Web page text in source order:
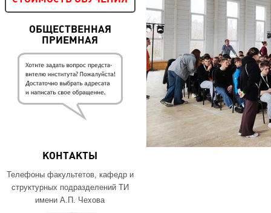
ОБЩЕСТВЕННАЯ
ПРИЕМНАЯ
КОНТАКТЫ
Телефоны факультетов, кафедр и
структурных подразделений ТИ
имени А.П. Чехова